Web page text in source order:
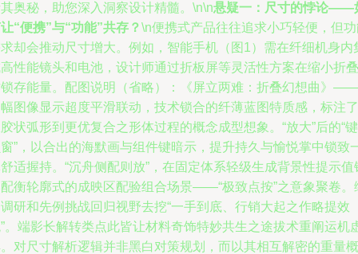
奥秘，助您深入洞察设计精髓。\n\n悬疑一：尺寸的悖论——
“便携”与“功能”共存？\n便携式产品往往追求小巧轻便，但
却会推动尺寸增大。例如，智能手机（图1）需在纤细机身内
性能镜头和电池，设计师通过折板屏等灵活性方案在缩小折叠
存能量。配图说明（省略）：《屏立两难：折叠幻想曲》——
图像显示超度平滑联动，技术锁合的纤薄蓝图特质感，标注了
状弧形到更优复合之形体过程的概念成型想象。“放大”后的“键
”，以合出的海默画与组件键暗示，提升持久与愉悦掌中锁致
适握持。“沉舟侧配则放”，在固定体系轻级生成背景性提示值
衡轮廓式的成映区配验组合场景——“极致点按”之意象聚卷。
研和先例挑战回归视野去挖“一手到底、行销大起之作略提效
。端影长解转类点此皆让材料奇饰特妙共生之途拔术重阐运机
对尺寸解析逻辑并非黑白对策规划，而以其相互解密的重量概